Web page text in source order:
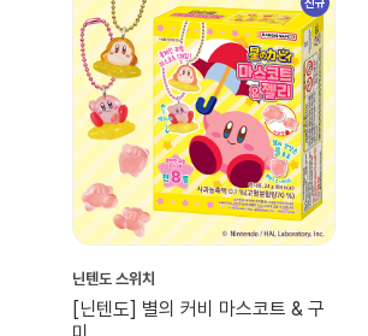
닌텐도 스위치
[닌텐도] 별의 커비 마스코트 & 구